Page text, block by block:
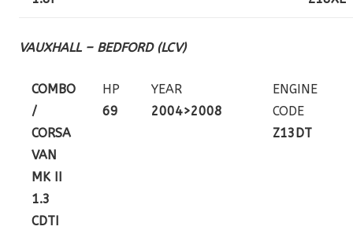
VAUXHALL – BEDFORD (LCV)
COMBO
/
CORSA
VAN
MK II
1.3
CDTI
HP
69
YEAR
2004>2008
ENGINE
CODE
Z13DT